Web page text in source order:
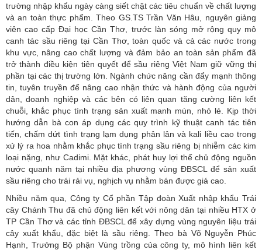
trường nhập khẩu ngày càng siết chặt các tiêu chuẩn về chất lượng
và an toàn thực phẩm. Theo GS.TS Trần Văn Hâu, nguyên giảng
viên cao cấp Đại học Cần Thơ, trước làn sóng mở rộng quy mô
canh tác sầu riêng tại Cần Thơ, toàn quốc và cả các nước trong
khu vực, nâng cao chất lượng và đảm bảo an toàn sản phẩm đã
trở thành điều kiện tiên quyết để sầu riêng Việt Nam giữ vững thị
phần tại các thị trường lớn. Ngành chức năng cần đẩy mạnh thông
tin, tuyên truyền để nâng cao nhận thức và hành động của người
dân, doanh nghiệp và các bên có liên quan tăng cường liên kết
chuỗi, khắc phục tình trạng sản xuất manh mún, nhỏ lẻ. Kịp thời
hướng dẫn bà con áp dụng các quy trình kỹ thuật canh tác tiên
tiến, chấm dứt tình trạng lạm dụng phân lân và kali liều cao trong
xử lý ra hoa nhằm khắc phục tình trạng sầu riêng bị nhiễm các kim
loại nặng, như Cadimi. Mặt khác, phát huy lợi thế chủ động nguồn
nước quanh năm tại nhiều địa phương vùng ĐBSCL để sản xuất
sầu riêng cho trái rải vụ, nghịch vụ nhằm bán được giá cao.
Nhiều năm qua, Công ty Cổ phần Tập đoàn Xuất nhập khẩu Trái
cây Chánh Thu đã chủ động liên kết với nông dân tại nhiều HTX ở
TP Cần Thơ và các tỉnh ĐBSCL để xây dựng vùng nguyên liệu trái
cây xuất khẩu, đặc biệt là sầu riêng. Theo bà Võ Nguyễn Phúc
Hạnh, Trưởng Bộ phận Vùng trồng của công ty, mô hình liên kết